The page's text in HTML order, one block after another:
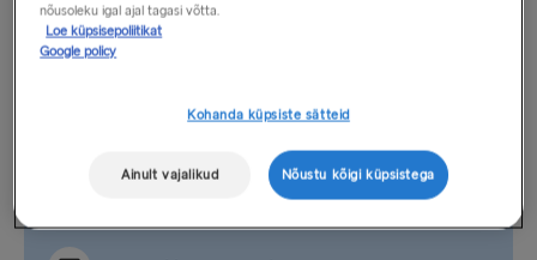
Märkige lihtsalt linnuke registreerimisnumbri välja all
broneerimisprotsessi Reisija andmete sammus. Kui Teil on
et vältida viivitusi sadamas. Seda saab teha, valides kas
nõusoleku igal ajal tagasi võtta.
Loe küpsisepoliitikat
Google policy
Kohanda küpsiste sätteid
Ainult vajalikud Nõustu kõigi küpsistega